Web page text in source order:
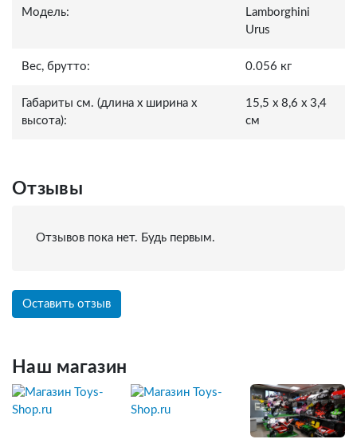
Модель:
Lamborghini
Urus
Вес, брутто: 0.056 кг
Габариты см. (длина x ширина x
высота):
15,5 x 8,6 x 3,4
см
Отзывы
Отзывов пока нет. Будь первым.
Оставить отзыв
Наш магазин